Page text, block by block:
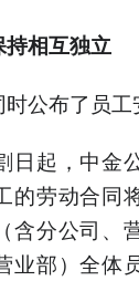
相互独立
公布了员工
起，中金
的劳动合同
含分公司、
业部）全体